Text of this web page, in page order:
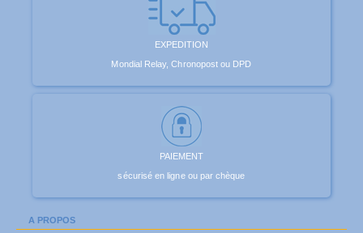
EXPEDITION
Mondial Relay, Chronopost ou DPD
PAIEMENT
sécurisé en ligne ou par chèque
A PROPOS